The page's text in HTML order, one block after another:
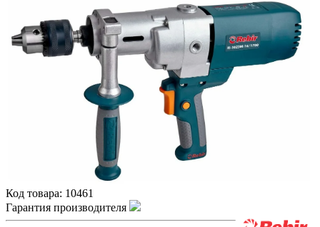
Код товара: 10461
Гарантия производителя